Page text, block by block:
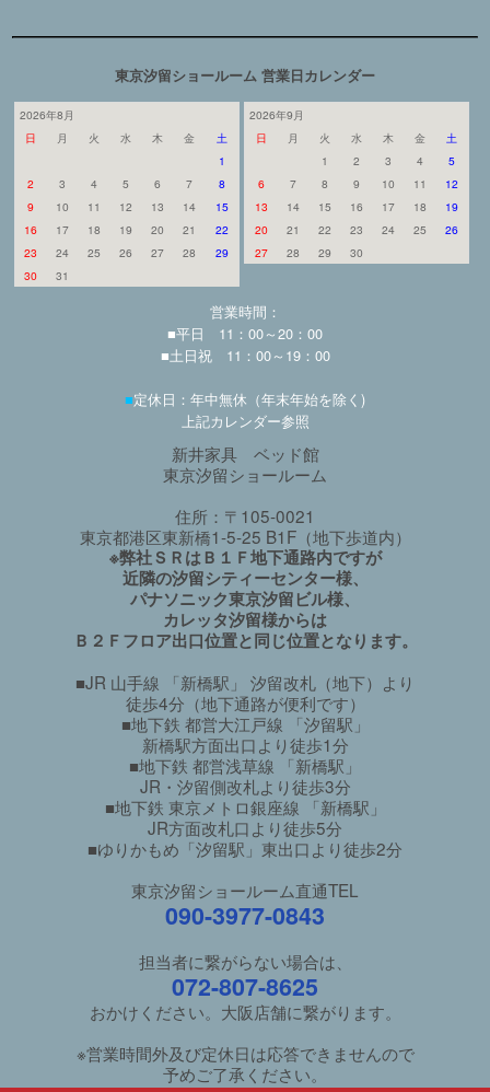
東京汐留ショールーム 営業日カレンダー
2026年8月
日
月 火 水 木 金
土
1
2
3 4 5 6 7
8
9
10 11 12 13 14
15
16
17 18 19 20 21
22
23
24 25 26 27 28
29
30
31
2026年9月
日
月 火 水 木 金
土
1
2 3 4
5
6
7 8 9 10 11
12
13
14 15 16 17 18
19
20
21 22 23 24 25
26
27
28 29 30
営業時間：
■平日 11：00～20：00
■土日祝 11：00～19：00
■定休日：年中無休（年末年始を除く)
上記カレンダー参照
新井家具 ベッド館
東京汐留ショールーム
住所：〒105-0021
東京都港区東新橋1-5-25 B1F（地下歩道内）
※弊社ＳＲはＢ１Ｆ地下通路内ですが
近隣の汐留シティーセンター様、
パナソニック東京汐留ビル様、
カレッタ汐留様からは
Ｂ２Ｆフロア出口位置と同じ位置となります。
■JR 山手線 「新橋駅」 汐留改札（地下）より
徒歩4分（地下通路が便利です）
■地下鉄 都営大江戸線 「汐留駅」
新橋駅方面出口より徒歩1分
■地下鉄 都営浅草線 「新橋駅」
JR・汐留側改札より徒歩3分
■地下鉄 東京メトロ銀座線 「新橋駅」
JR方面改札口より徒歩5分
■ゆりかもめ「汐留駅」東出口より徒歩2分
東京汐留ショールーム直通TEL
090-3977-0843
担当者に繋がらない場合は、
072-807-8625
おかけください。大阪店舗に繋がります。
※営業時間外及び定休日は応答できませんので
予めご了承ください。